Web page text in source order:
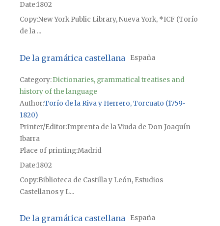
Date1802
CopyNew York Public Library, Nueva York, *ICF (Torío
de la ...
De la gramática castellana España
Category:Dictionaries, grammatical treatises and
history of the language
Author Torío de la Riva y Herrero, Torcuato (1759-
1820)
Printer/Editor Imprenta de la Viuda de Don Joaquín
Ibarra
Place of printingMadrid
Date1802
CopyBiblioteca de Castilla y León, Estudios
Castellanos y L...
De la gramática castellana España